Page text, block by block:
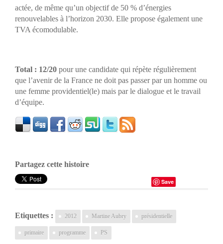
actée, de même qu’un objectif de 50 % d’énergies
renouvelables à l’horizon 2030. Elle propose également une
TVA écomodulable.
Total : 12/20 pour une candidate qui répète régulièrement
que l’avenir de la France ne doit pas passer par un homme ou
une femme providentiel(le) mais par le dialogue et le travail
d’équipe.
Partagez cette histoire
Save
Etiquettes : 2012 Martine Aubry présidentielle
primaire programme PS